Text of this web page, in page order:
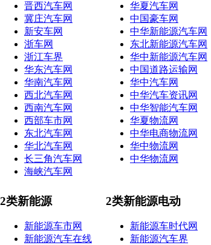
晋西汽车网
冀庄汽车网
新安车网
浙车网
浙江车界
华东汽车网
华南汽车网
西北汽车网
西南汽车网
西部车市网
东北汽车网
华北汽车网
长三角汽车网
海峡汽车网
华夏汽车网
中国豪车网
中华新能源汽车网
东北新能源汽车网
华中新能源汽车网
中国道路运输网
华中汽车网
中华汽车资讯网
中华智能汽车网
华夏物流网
中华电商物流网
华中物流网
中华物流网
2类新能源
新能源车市网
新能源汽车在线
2类新能源电动
新能源车时代网
新能源汽车界